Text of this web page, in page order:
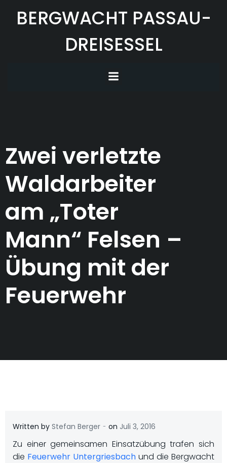
Inhalt
BERGWACHT PASSAU-
DREISESSEL
Zwei verletzte
Waldarbeiter
am „Toter
Mann“ Felsen –
Übung mit der
Feuerwehr
Written by Stefan Berger - on Juli 3, 2016
Zu einer gemeinsamen Einsatzübung trafen sich
die Feuerwehr Untergriesbach und die Bergwacht